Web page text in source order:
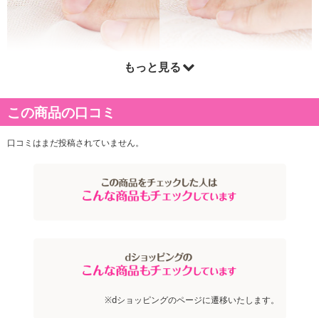
もっと見る
この商品の口コミ
口コミはまだ投稿されていません。
※dショッピングのページに遷移いたします。